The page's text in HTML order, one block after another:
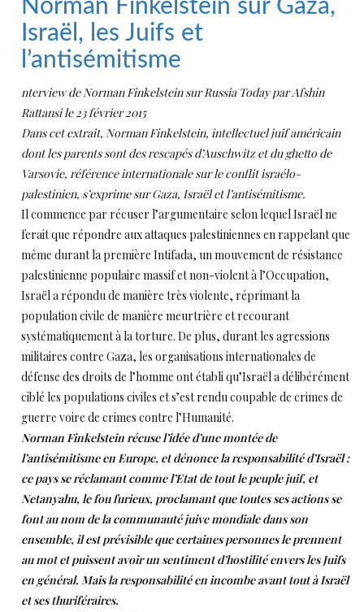
Norman Finkelstein sur Gaza,
Israël, les Juifs et
l’antisémitisme
nterview de Norman Finkelstein sur Russia Today par Afshin
Rattansi le 23 février 2015
Dans cet extrait, Norman Finkelstein, intellectuel juif américain
dont les parents sont des rescapés d’Auschwitz et du ghetto de
Varsovie, référence internationale sur le conflit israélo-
palestinien, s’exprime sur Gaza, Israël et l’antisémitisme.
Il commence par récuser l’argumentaire selon lequel Israël ne
ferait que répondre aux attaques palestiniennes en rappelant que
même durant la première Intifada, un mouvement de résistance
palestinienne populaire massif et non-violent à l’Occupation,
Israël a répondu de manière très violente, réprimant la
population civile de manière meurtrière et recourant
systématiquement à la torture. De plus, durant les agressions
militaires contre Gaza, les organisations internationales de
défense des droits de l’homme ont établi qu’Israël a délibérément
ciblé les populations civiles et s’est rendu coupable de crimes de
guerre voire de crimes contre l’Humanité.
Norman Finkelstein récuse l’idée d’une montée de
l’antisémitisme en Europe, et dénonce la responsabilité d’Israël :
ce pays se réclamant comme l’Etat de tout le peuple juif, et
Netanyahu, le fou furieux, proclamant que toutes ses actions se
font au nom de la communauté juive mondiale dans son
ensemble, il est prévisible que certaines personnes le prennent
au mot et puissent avoir un sentiment d’hostilité envers les Juifs
en général. Mais la responsabilité en incombe avant tout à Israël
et ses thuriféraires.